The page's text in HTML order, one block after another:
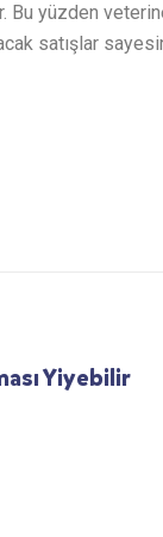
yüzden
satışlar
Yiyebilir